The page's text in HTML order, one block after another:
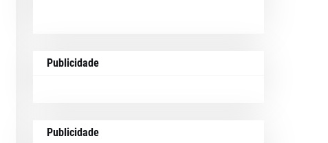
Publicidade
Publicidade